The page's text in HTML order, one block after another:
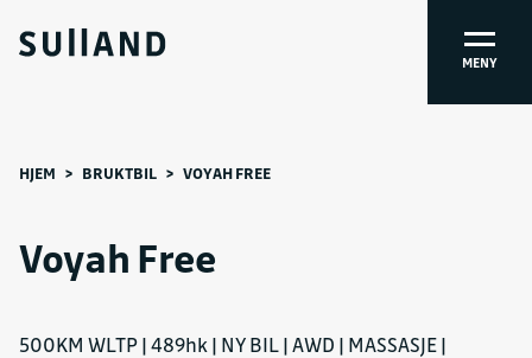
MENY
HJEM > BRUKTBIL > VOYAH FREE
Voyah Free
500KM WLTP | 489hk | NY BIL | AWD | MASSASJE |